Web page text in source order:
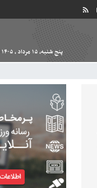
پنج شنبه, ۱۵ مرداد , ۱۴۰۵